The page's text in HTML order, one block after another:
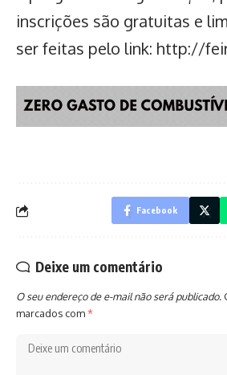
inscrições são gratuitas e
ser feitas pelo link: http://
Facebook
Deixe um comentário
O seu endereço de e-mail não será publicado.
marcados com*